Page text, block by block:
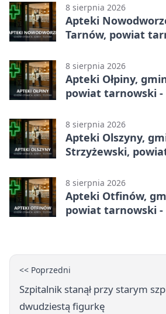
8 sierpnia 2026
Apteki
Tarnów, powiat
8 sierpnia 2026
Apteki Ołpiny,
powiat tarnowski -
8 sierpnia 2026
Apteki Olszyny,
Strzyżewski,
8 sierpnia 2026
Apteki Otfinów,
powiat tarnowski -
<< Poprzedni
Szpitalnik stanął przy starym
dwudziestą figurkę